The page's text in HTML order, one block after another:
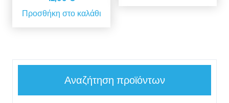
Προσθήκη στο καλάθι
Αναζήτηση προϊόντων